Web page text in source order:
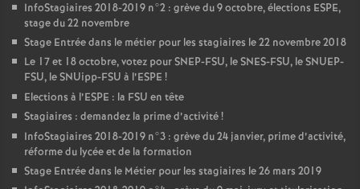
InfoStagiaires 2018-2019 n°2 : grève du 9 octobre, élections ESPE,
stage du 22 novembre
Stage Entrée dans le métier pour les stagiaires le 22 novembre 2018
Le 17 et 18 octobre, votez pourSNEP-FSU, leSNES-FSU, leSNUEP-
FSU, le SNUipp-FSU à l’ESPE !
Elections à l’ESPE : la FSU en tête
Stagiaires : demandez la prime d’activité!
InfoStagiaires 2018-2019 n°3 : grève du 24 janvier, prime d’activité,
réforme du lycée et de la formation
Stage Entrée dans le Métier pour les stagiaires le 26 mars 2019